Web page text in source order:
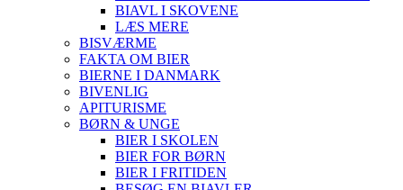
BIAVL I SKOVENE
LÆS MERE
BISVÆRME
FAKTA OM BIER
BIERNE I DANMARK
BIVENLIG
APITURISME
BØRN & UNGE
BIER I SKOLEN
BIER FOR BØRN
BIER I FRITIDEN